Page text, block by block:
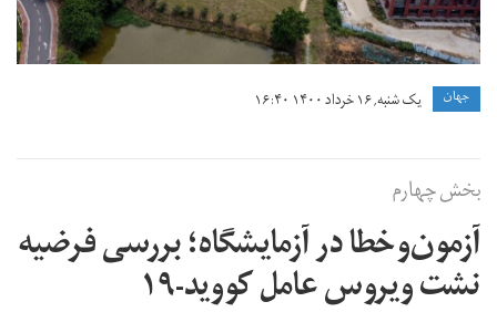
جهان یک شنبه, ۱۶ خرداد ۱۴۰۰ ۱۶:۴۰
بخش چهارم
آزمون‌‌وخطا در آزمایشگاه؛ بررسی فرضیه
نشت ویروس عامل کووید-۱۹